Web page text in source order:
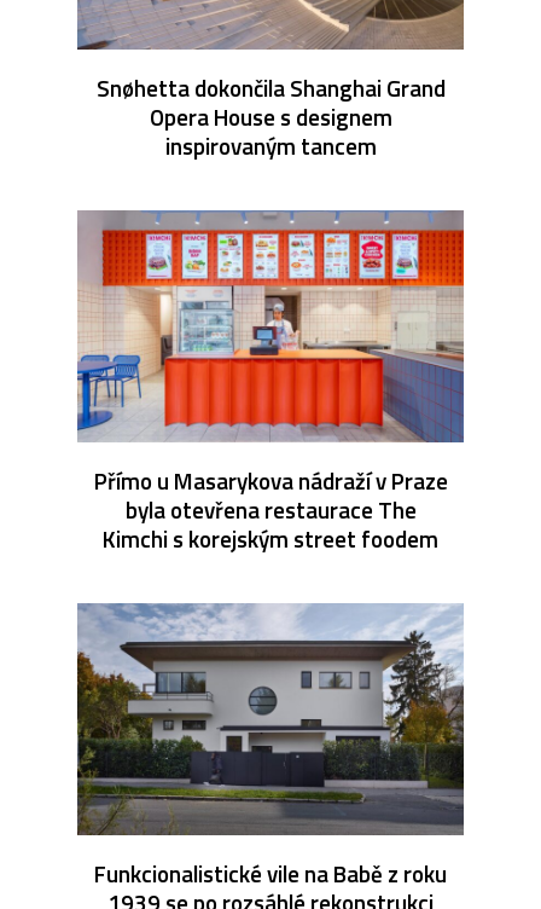
Snøhetta dokončila Shanghai Grand
Opera House s designem
inspirovaným tancem
Přímo u Masarykova nádraží v Praze
byla otevřena restaurace The
Kimchi s korejským street foodem
Funkcionalistické vile na Babě z roku